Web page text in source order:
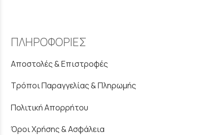
ΠΛΗΡΟΦΟΡΙΕΣ
Αποστολές & Επιστροφές
Τρόποι Παραγγελίας & Πληρωμής
Πολιτική Απορρήτου
Όροι Χρήσης & Ασφάλεια